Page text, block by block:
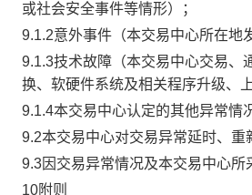
或社会安全事件等情形）；
9.1.2意外事件（本交易中心所在地
9.1.3技术故障（本交易中心交易、
换、软硬件系统及相关程序升级、
9.1.4本交易中心认定的其他异常情
9.2本交易中心对交易异常延时、
9.3因交易异常情况及本交易中心
10附则